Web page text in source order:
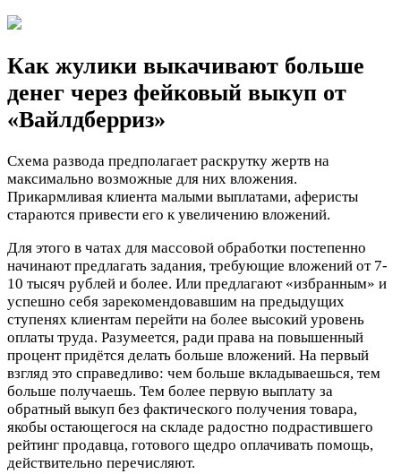
Как жулики выкачивают больше
денег через фейковый выкуп от
«Вайлдберриз»
Схема развода предполагает раскрутку жертв на
максимально возможные для них вложения.
Прикармливая клиента малыми выплатами, аферисты
стараются привести его к увеличению вложений.
Для этого в чатах для массовой обработки постепенно
начинают предлагать задания, требующие вложений от 7-
10 тысяч рублей и более. Или предлагают «избранным» и
успешно себя зарекомендовавшим на предыдущих
ступенях клиентам перейти на более высокий уровень
оплаты труда. Разумеется, ради права на повышенный
процент придётся делать больше вложений. На первый
взгляд это справедливо: чем больше вкладываешься, тем
больше получаешь. Тем более первую выплату за
обратный выкуп без фактического получения товара,
якобы остающегося на складе радостно подрастившего
рейтинг продавца, готового щедро оплачивать помощь,
действительно перечисляют.